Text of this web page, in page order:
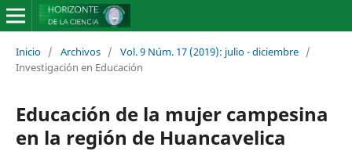
Inicio / Archivos / Vol. 9 Núm. 17 (2019): julio - diciembre /
Investigación en Educación
Educación de la mujer campesina
en la región de Huancavelica